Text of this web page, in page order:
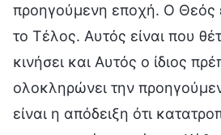
προηγούμενη εποχή. Ο Θεός
το Τέλος. Αυτός είναι που
κινήσει και Αυτός ο ίδιος
ολοκληρώνει την
είναι η απόδειξη ότι